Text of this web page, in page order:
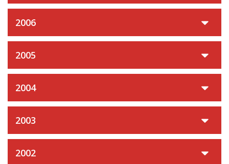
2006
2005
2004
2003
2002